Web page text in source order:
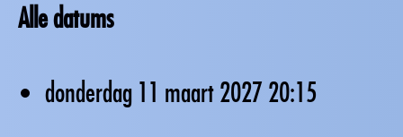
Alle datums
donderdag 11 maart 202720:15